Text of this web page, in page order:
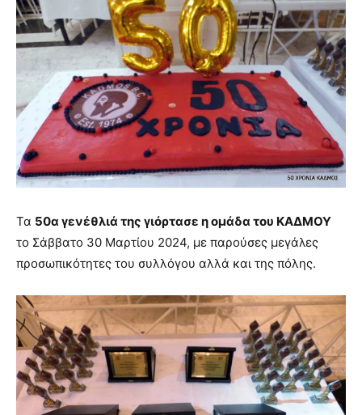
Τα 50α γενέθλιά της γιόρτασε η ομάδα του ΚΑΔΜΟΥ
το Σάββατο 30 Μαρτίου 2024, με παρούσες μεγάλες
προσωπικότητες του συλλόγου αλλά και της πόλης.